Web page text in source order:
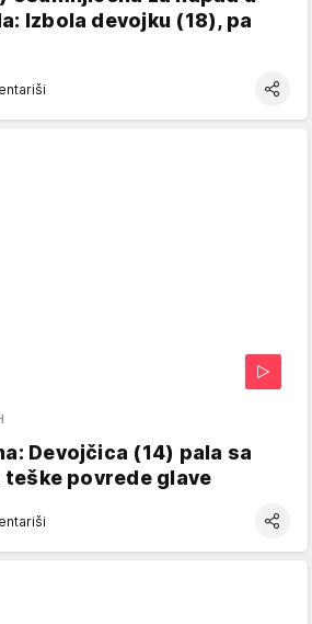
Izbola devojku (18), pa
Devojčica (14) pala sa
teške povrede glave